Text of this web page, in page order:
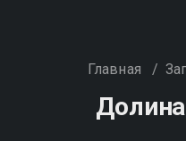
Главная /